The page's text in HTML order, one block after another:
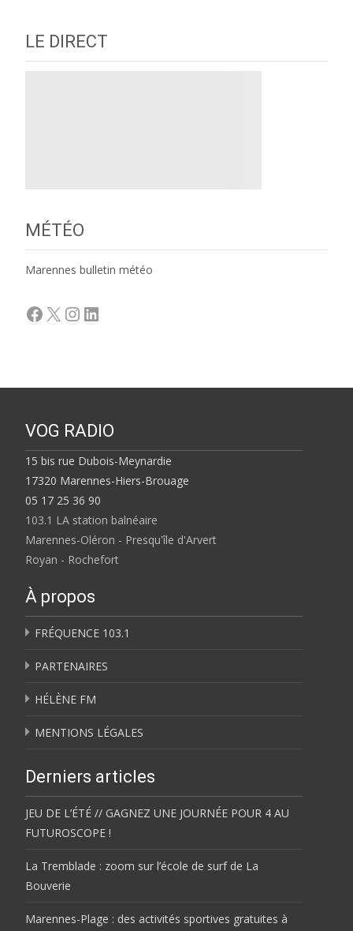
LE DIRECT
MÉTÉO
Marennes bulletin météo
Facebook
X Instagram
LinkedIn
VOG RADIO
15 bis rue Dubois-Meynardie
17320 Marennes-Hiers-Brouage
05 17 25 36 90
103.1 LA station balnéaire
Marennes-Oléron - Presqu'île d'Arvert
Royan - Rochefort
À propos
FRÉQUENCE 103.1
PARTENAIRES
HÉLÈNE FM
MENTIONS LÉGALES
Derniers articles
JEU DE L’ÉTÉ // GAGNEZ UNE JOURNÉE POUR 4 AU
FUTUROSCOPE !
La Tremblade : zoom sur l’école de surf de La
Bouverie
Marennes-Plage : des activités sportives gratuites à